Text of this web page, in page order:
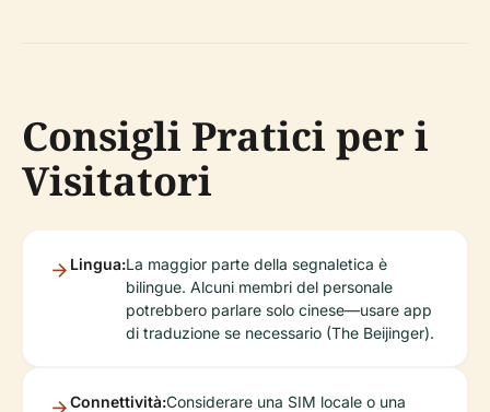
Consigli Pratici per i
Visitatori
Lingua:La maggior parte della segnaletica è
bilingue. Alcuni membri del personale
potrebbero parlare solo cinese—usare app
di traduzione se necessario (The Beijinger).
Connettività:Considerare una SIM locale o una